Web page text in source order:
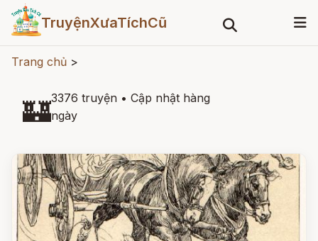
TruyệnXưaTíchCũ
Trang chủ >
🏰3376 truyện • Cập nhật hàng
ngày